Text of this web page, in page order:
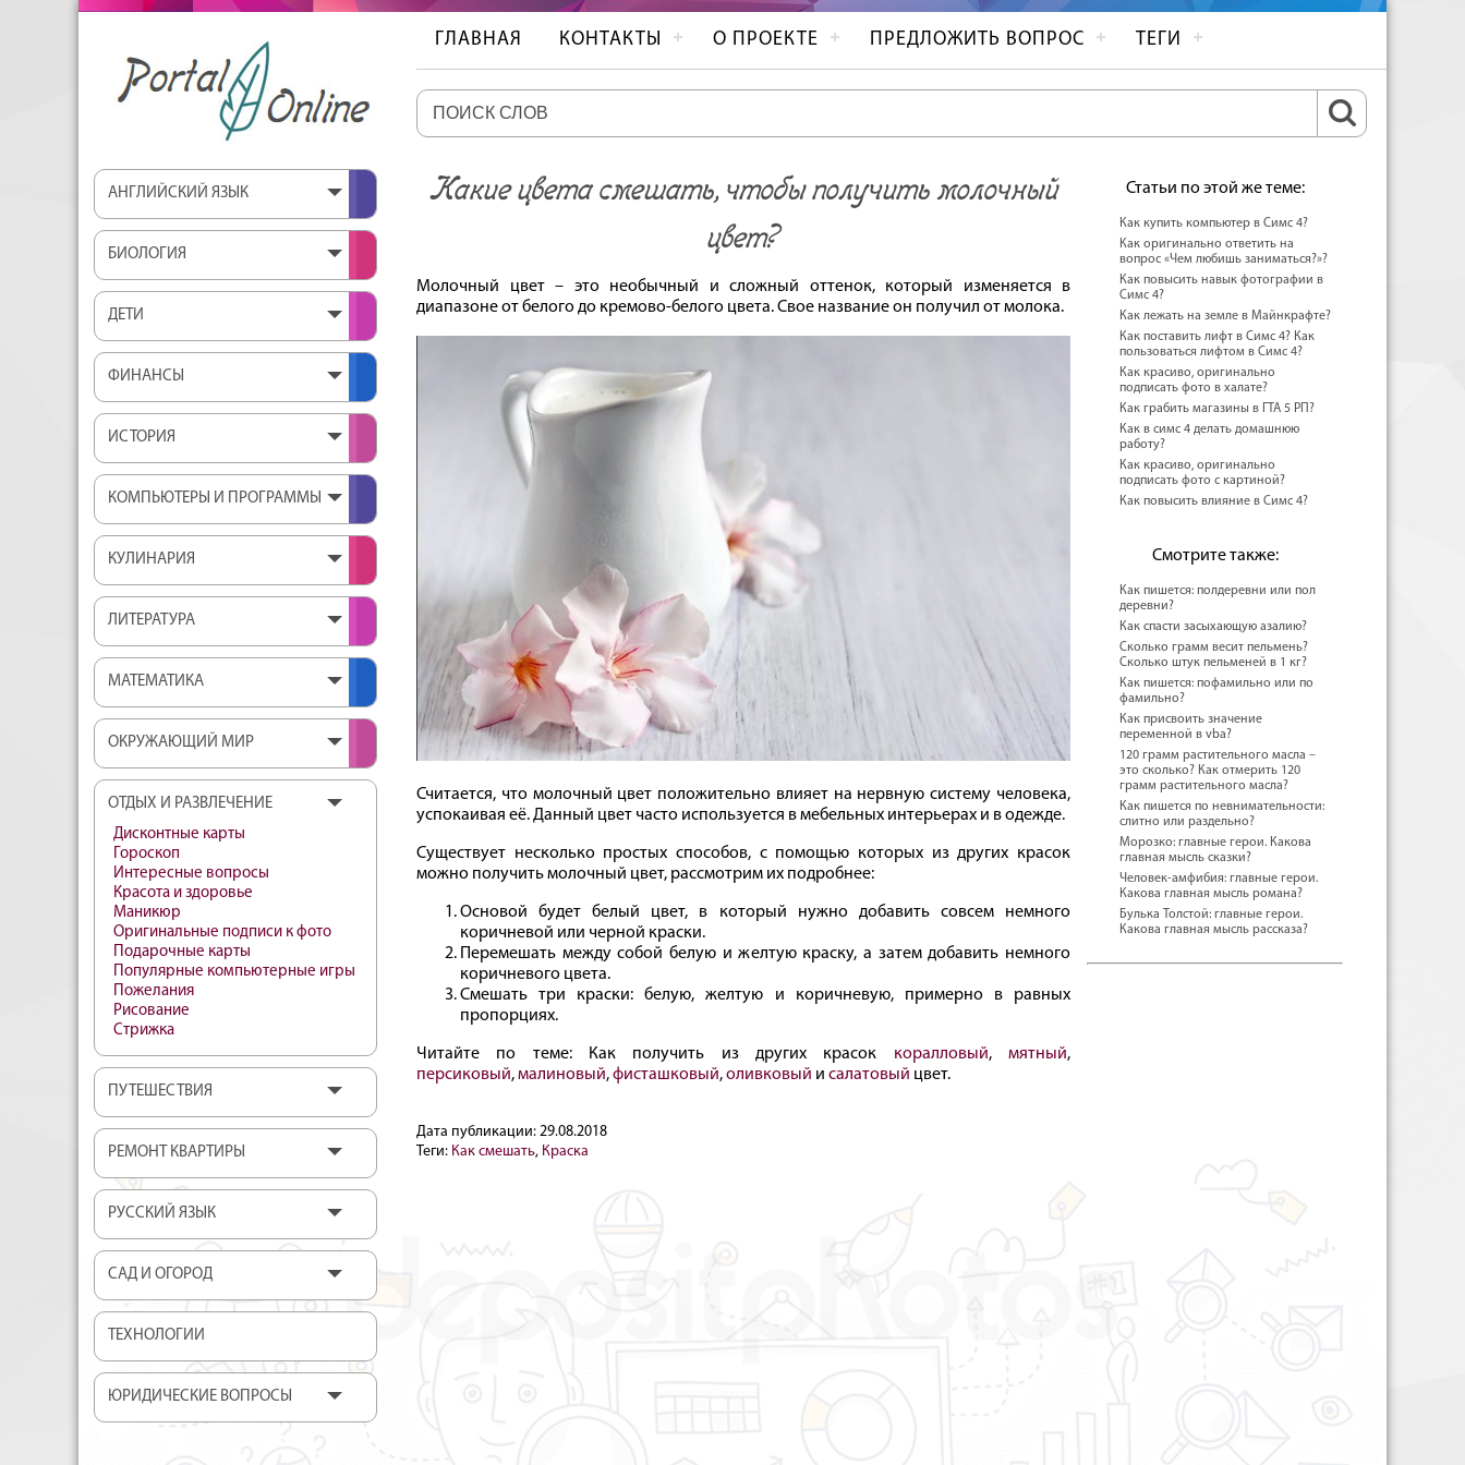
ГЛАВНАЯ КОНТАКТЫ О ПРОЕКТЕ ПРЕДЛОЖИТЬ ВОПРОС ТЕГИ
АНГЛИЙСКИЙ ЯЗЫК
БИОЛОГИЯ
ДЕТИ
ФИНАНСЫ
ИСТОРИЯ
КОМПЬЮТЕРЫ И ПРОГРАММЫ
КУЛИНАРИЯ
ЛИТЕРАТУРА
МАТЕМАТИКА
ОКРУЖАЮЩИЙ МИР
ОТДЫХ И РАЗВЛЕЧЕНИЕ
Дисконтные карты
Гороскоп
Интересные вопросы
Красота и здоровье
Маникюр
Оригинальные подписи к фото
Подарочные карты
Популярные компьютерные игры
Пожелания
Рисование
Стрижка
ПУТЕШЕСТВИЯ
РЕМОНТ КВАРТИРЫ
РУССКИЙ ЯЗЫК
САД И ОГОРОД
ТЕХНОЛОГИИ
ЮРИДИЧЕСКИЕ ВОПРОСЫ
Какие цвета смешать, чтобы получить молочный
цвет?
Молочный цвет – это необычный и сложный оттенок, который изменяется в
диапазоне от белого до кремово-белого цвета. Свое название он получил от молока.
Считается, что молочный цвет положительно влияет на нервную систему человека,
успокаивая её. Данный цвет часто используется в мебельных интерьерах и в одежде.
Существует несколько простых способов, с помощью которых из других красок
можно получить молочный цвет, рассмотрим их подробнее:
Основой будет белый цвет, в который нужно добавить совсем немного
коричневой или черной краски.
Перемешать между собой белую и желтую краску, а затем добавить немного
коричневого цвета.
Смешать три краски: белую, желтую и коричневую, примерно в равных
пропорциях.
Читайте по теме: Как получить из других красок коралловый,мятный,
персиковый,малиновый,фисташковый,оливковый и салатовый цвет.
Дата публикации: 29.08.2018
Теги: Как смешать, Краска
Статьи по этой же теме:
Как купить компьютер в Симс 4?
Как оригинально ответить на
вопрос «Чем любишь заниматься?»?
Как повысить навык фотографии в
Симс 4?
Как лежать на земле в Майнкрафте?
Как поставить лифт в Cимс 4? Как
пользоваться лифтом в Cимс 4?
Как красиво, оригинально
подписать фото в халате?
Как грабить магазины в ГТА 5 РП?
Как в симс 4 делать домашнюю
работу?
Как красиво, оригинально
подписать фото с картиной?
Как повысить влияние в Симс 4?
Смотрите также:
Как пишется: полдеревни или пол
деревни?
Как спасти засыхающую азалию?
Сколько грамм весит пельмень?
Сколько штук пельменей в 1 кг?
Как пишется: пофамильно или по
фамильно?
Как присвоить значение
переменной в vba?
120 грамм растительного масла –
это сколько? Как отмерить 120
грамм растительного масла?
Как пишется по невнимательности:
слитно или раздельно?
Морозко: главные герои. Какова
главная мысль сказки?
Человек-амфибия: главные герои.
Какова главная мысль романа?
Булька Толстой: главные герои.
Какова главная мысль рассказа?